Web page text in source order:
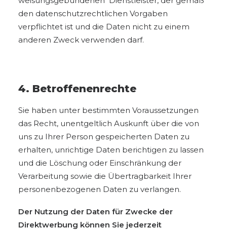
den datenschutzrechtlichen Vorgaben
verpflichtet ist und die Daten nicht zu einem
anderen Zweck verwenden darf.
4. Betroffenenrechte
Sie haben unter bestimmten Voraussetzungen
das Recht, unentgeltlich Auskunft über die von
uns zu Ihrer Person gespeicherten Daten zu
erhalten, unrichtige Daten berichtigen zu lassen
und die Löschung oder Einschränkung der
Verarbeitung sowie die Übertragbarkeit Ihrer
personenbezogenen Daten zu verlangen.
Der Nutzung der Daten für Zwecke der
Direktwerbung können Sie jederzeit